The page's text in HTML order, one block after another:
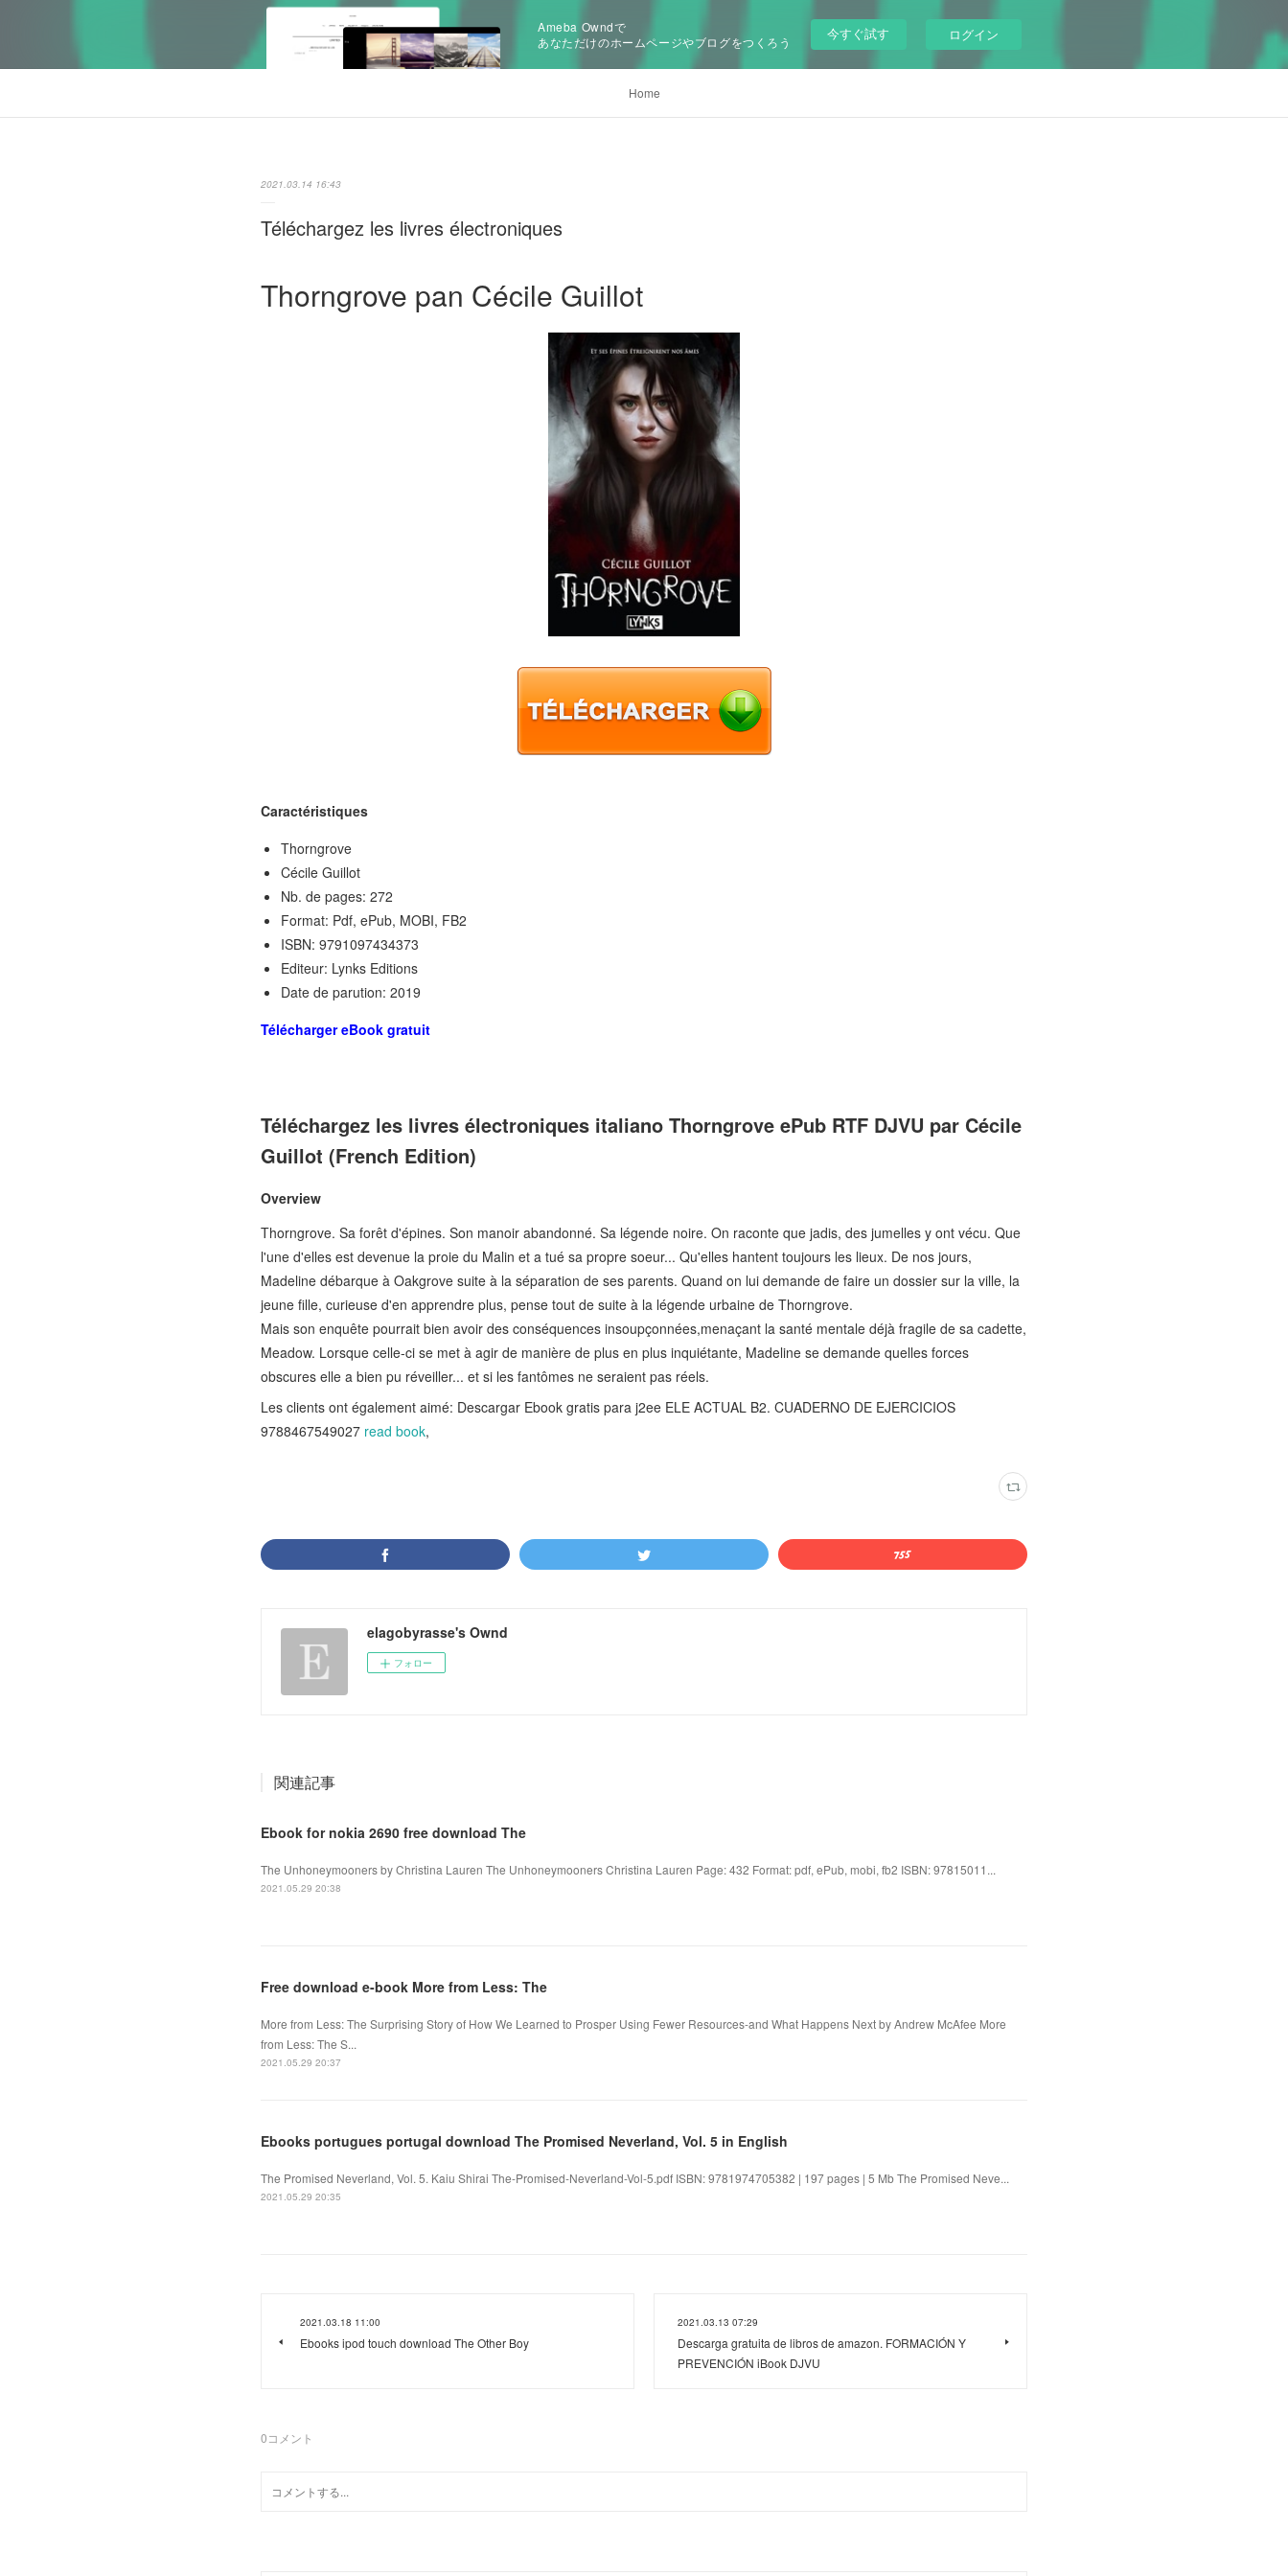
Ameba Owndで
あなただけのホームページやブログをつくろう
今すぐ試す ログイン
Home
2021.03.14 16:43
Téléchargez les livres électroniques
Thorngrove pan Cécile Guillot
Caractéristiques
Thorngrove
Cécile Guillot
Nb. de pages: 272
Format: Pdf, ePub, MOBI, FB2
ISBN: 9791097434373
Editeur: Lynks Editions
Date de parution: 2019
Télécharger eBook gratuit
Téléchargez les livres électroniques italiano Thorngrove ePub RTF DJVU par Cécile
Guillot (French Edition)
Overview
Thorngrove. Sa forêt d'épines. Son manoir abandonné. Sa légende noire. On raconte que jadis, des jumelles y ont vécu. Que
l'une d'elles est devenue la proie du Malin et a tué sa propre soeur... Qu'elles hantent toujours les lieux. De nos jours,
Madeline débarque à Oakgrove suite à la séparation de ses parents. Quand on lui demande de faire un dossier sur la ville, la
jeune fille, curieuse d'en apprendre plus, pense tout de suite à la légende urbaine de Thorngrove.
Mais son enquête pourrait bien avoir des conséquences insoupçonnées,menaçant la santé mentale déjà fragile de sa cadette,
Meadow. Lorsque celle-ci se met à agir de manière de plus en plus inquiétante, Madeline se demande quelles forces
obscures elle a bien pu réveiller... et si les fantômes ne seraient pas réels.
Les clients ont également aimé: Descargar Ebook gratis para j2ee ELE ACTUAL B2. CUADERNO DE EJERCICIOS
9788467549027 read book,
elagobyrasse's Ownd
フォロー
関連記事
Ebook for nokia 2690 free download The
The Unhoneymooners by Christina Lauren The Unhoneymooners Christina Lauren Page: 432 Format: pdf, ePub, mobi, fb2 ISBN: 97815011...
2021.05.29 20:38
Free download e-book More from Less: The
More from Less: The Surprising Story of How We Learned to Prosper Using Fewer Resources-and What Happens Next by Andrew McAfee More
from Less: The S...
2021.05.29 20:37
Ebooks portugues portugal download The Promised Neverland, Vol. 5 in English
The Promised Neverland, Vol. 5. Kaiu Shirai The-Promised-Neverland-Vol-5.pdf ISBN: 9781974705382 | 197 pages | 5 Mb The Promised Neve...
2021.05.29 20:35
2021.03.18 11:00
Ebooks ipod touch download The Other Boy
2021.03.13 07:29
Descarga gratuita de libros de amazon. FORMACIÓN Y
PREVENCIÓN iBook DJVU
0コメント